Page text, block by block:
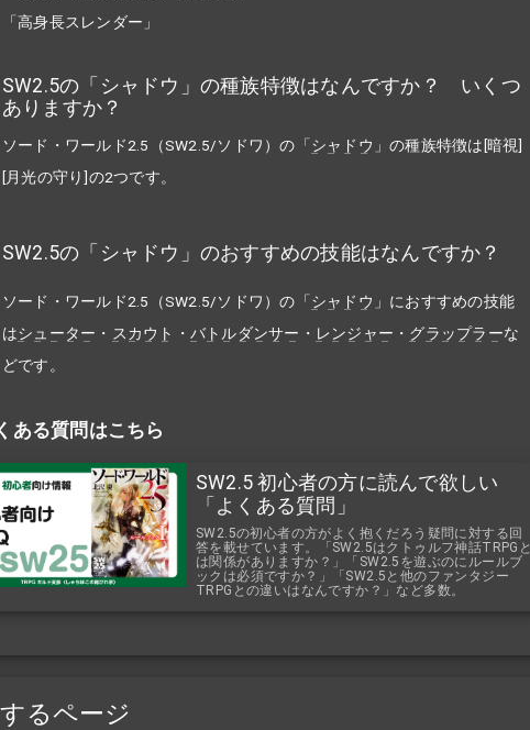
「高身長スレンダー」
SW2.5の「シャドウ」の種族特徴はなんですか？ いくつ
ありますか？
ソード・ワールド2.5（SW2.5/ソドワ）の「 シャドウ 」の種族特徴は[暗視]
[月光の守り]の2つです。
SW2.5の「シャドウ」のおすすめの技能はなんですか？
ソード・ワールド2.5（SW2.5/ソドワ）の「 シャドウ 」におすすめの技能
はシューター ・ スカウト ・ バトルダンサー ・ レンジャー ・ グラップラーな
どです。
ある質問はこちら
SW2.5 初心者の方に読んで欲しい
「よくある質問」
SW2.5の初心者の方がよく抱くだろう疑問に対する回
答を載せています。「SW2.5はクトゥルフ神話TRPGと
は関係がありますか？」「SW2.5を遊ぶのにルールブ
ックは必須ですか？」「SW2.5と他のファンタジー
TRPGとの違いはなんですか？」など多数。
るページ